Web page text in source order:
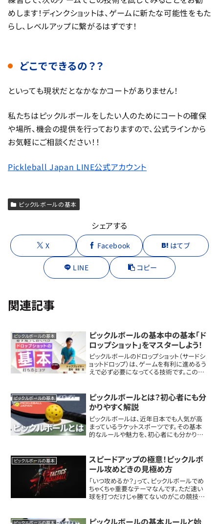
めします！ディンクショットは、ゲームに新たな可能性をもた
らし、レベルアップに繋がるはずです！
どこでできるの？？
といっても現状だとなかなかコートがありません！
私たちはピックルボールをしたい人のためにコートの確保
や場所、機会の提供を行っておりますので、公式ラインから
お気軽にご相談ください！！
Pickleball Japan LINE公式アカウント
ピックルボールの基本
シェアする
X Facebook はてブ
LINE コピー
関連記事
ピックルボールの基本
ピックルボールの基本中の基本「ド
ロップショット」をマスターしよう！
ピックルボールのドロップショット（サードシ
ョットドロップ）は、ゲームを有利に進めるう
えで必ず必要になってくる技術です。この記
を練習する際のポイントも紹介します。
ピックルボールの基本
ピックルボールとは？初心者にも分
かりやすく解説
ピックルボールは、近年日本でも人気が高
まっているラケットスポーツです。その基本
的なルールや魅力を、初心者にも分かりや
ピックルボールの基本
スピードアップの極意！ピックルボ
ール攻めどきの見極め方
「いつ攻めるか？」って、ピックルボールでめ
ちゃくちゃ重要なテーマなんです。ただ速い
球を打つだけじゃ勝てないのがこの競技の
めるための見極めポイントを、ガチで分...
ピックルボールの基本
ピックルボールの基本ルールと始